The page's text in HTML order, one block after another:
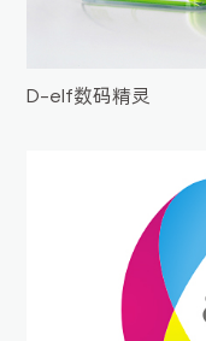
D-elf数码精灵